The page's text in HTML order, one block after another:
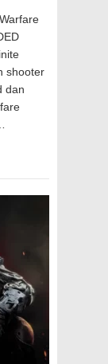
shooter
dan